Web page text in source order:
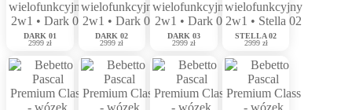
DARK 01
2999 zł
DARK 02
2999 zł
DARK 03
2999 zł
STELLA 02
2999 zł